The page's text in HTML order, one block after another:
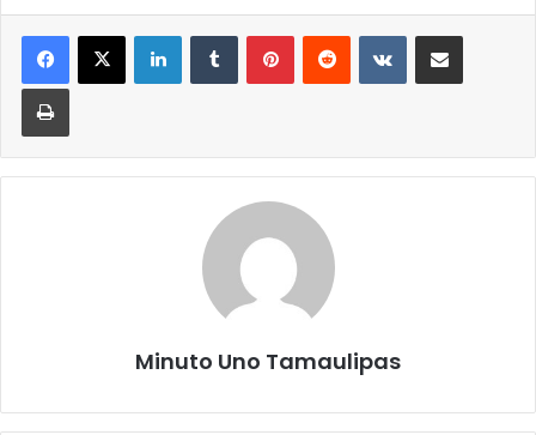
LinkedInTumblrPinterestReddit VKontakteCompartir por correo
Imprimir
Minuto Uno Tamaulipas